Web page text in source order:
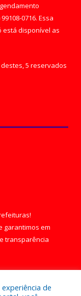
0716. Essa
disponível as
5 reservados
!
garantimos em
transparência
de